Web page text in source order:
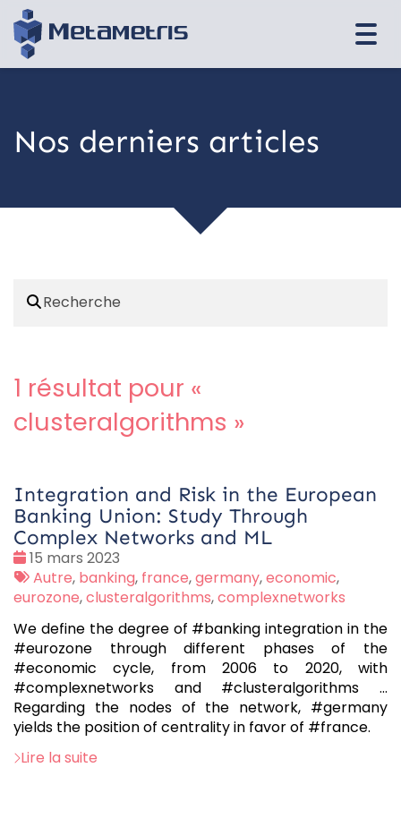
Nos derniers articles
1 résultat pour «
clusteralgorithms »
Integration and Risk in the European
Banking Union: Study Through
Complex Networks and ML
Date
:
15 mars 2023
Tags
:
Autre, banking, france,germany,economic,
eurozone,clusteralgorithms,complexnetworks
We define the degree of #banking integration in the
#eurozone through different phases of the
#economic cycle, from 2006 to 2020, with
#complexnetworks and #clusteralgorithms …
Regarding the nodes of the network, #germany
yields the position of centrality in favor of #france.
Lire la suite